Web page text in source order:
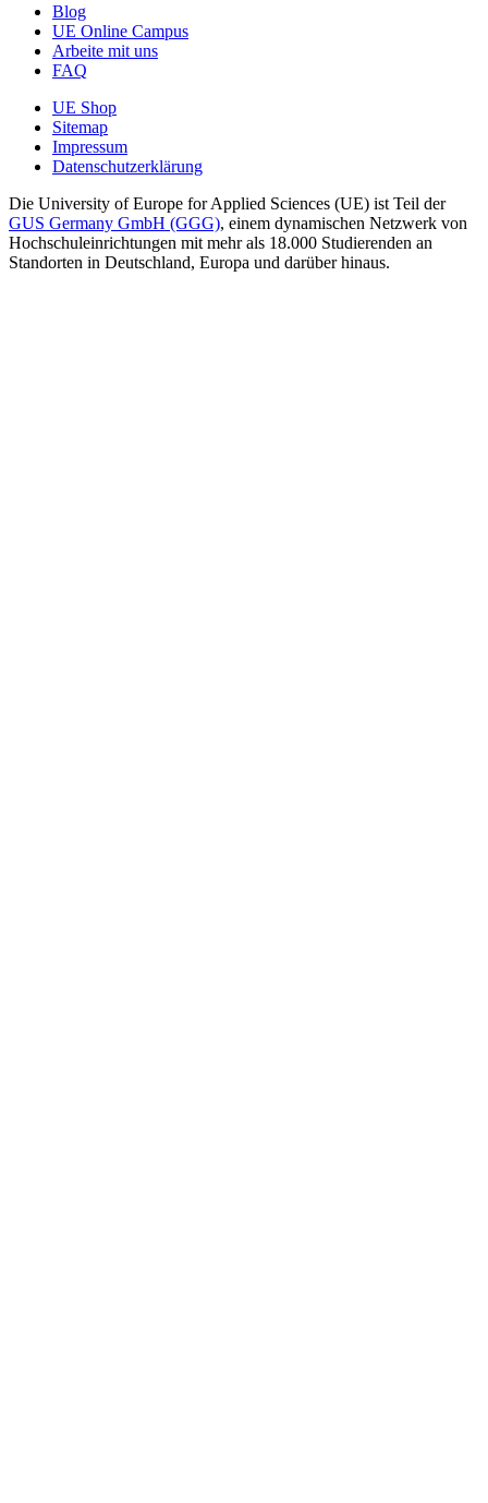
Blog
UE Online Campus
Arbeite mit uns
FAQ
UE Shop
Sitemap
Impressum
Datenschutzerklärung
Die University of Europe for Applied Sciences (UE) ist Teil der
GUS Germany GmbH (GGG), einem dynamischen Netzwerk von
Hochschuleinrichtungen mit mehr als 18.000 Studierenden an
Standorten in Deutschland, Europa und darüber hinaus.